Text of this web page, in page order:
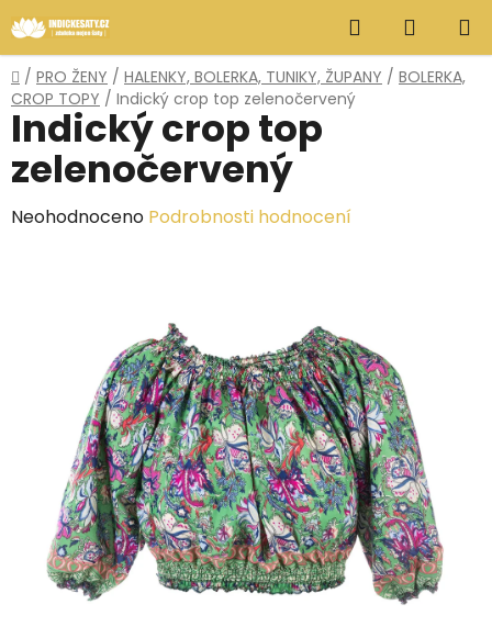
na
obsah
Hledat
KOŠÍK
Domů
/ PRO ŽENY / HALENKY, BOLERKA, TUNIKY, ŽUPANY / BOLERKA,
CROP TOPY / Indický crop top zelenočervený
Indický crop top
zelenočervený
Průměrné
hvězdiček.
Neohodnoceno Podrobnosti hodnocení